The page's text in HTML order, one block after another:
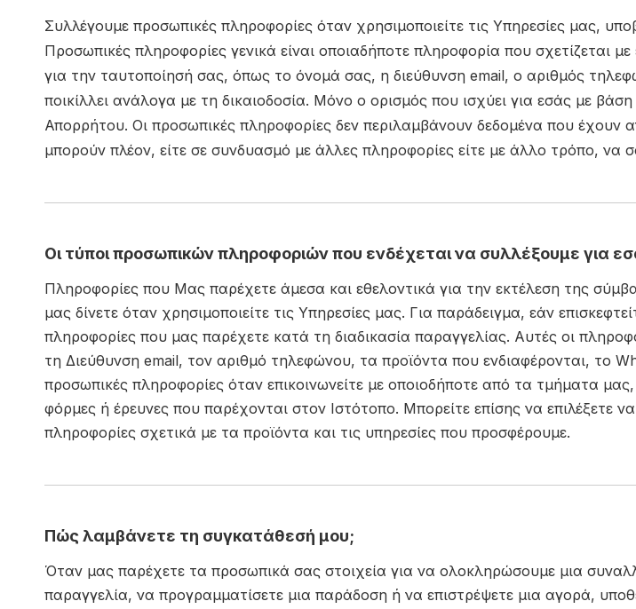
Συλλέγουμε προσωπικές πληροφορίες όταν χρησιμοποιείτε τις Υπηρεσίες μας,
Προσωπικές πληροφορίες γενικά είναι οποιαδήποτε πληροφορία που σχετίζεται
για την ταυτοποίησή σας, όπως το όνομά σας, η διεύθυνση email, ο αριθμός
ποικίλλει ανάλογα με τη δικαιοδοσία. Μόνο ο ορισμός που ισχύει για εσάς με
Απορρήτου. Οι προσωπικές πληροφορίες δεν περιλαμβάνουν δεδομένα που
μπορούν πλέον, είτε σε συνδυασμό με άλλες πληροφορίες είτε με άλλο τρόπο, να
Οι τύποι προσωπικών πληροφοριών που ενδέχεται να συλλέξουμε για
Πληροφορίες που Μας παρέχετε άμεσα και εθελοντικά για την εκτέλεση της
μας δίνετε όταν χρησιμοποιείτε τις Υπηρεσίες μας. Για παράδειγμα, εάν
πληροφορίες που μας παρέχετε κατά τη διαδικασία παραγγελίας. Αυτές οι
τη Διεύθυνση email, τον αριθμό τηλεφώνου, τα προϊόντα που ενδιαφέρονται, το
προσωπικές πληροφορίες όταν επικοινωνείτε με οποιοδήποτε από τα τμήματα
φόρμες ή έρευνες που παρέχονται στον Ιστότοπο. Μπορείτε επίσης να επιλέξετε
πληροφορίες σχετικά με τα προϊόντα και τις υπηρεσίες που προσφέρουμε.
Πώς λαμβάνετε τη συγκατάθεσή μου;
Όταν μας παρέχετε τα προσωπικά σας στοιχεία για να ολοκληρώσουμε μια
παραγγελία, να προγραμματίσετε μια παράδοση ή να επιστρέψετε μια αγορά,